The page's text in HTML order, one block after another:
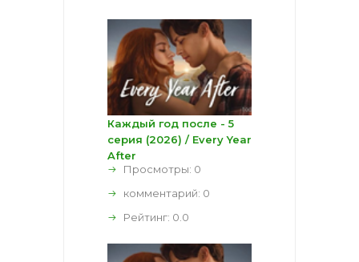
Каждый год после - 5
серия (2026) / Every Year
After
Просмотры: 0
комментарий: 0
Рейтинг: 0.0